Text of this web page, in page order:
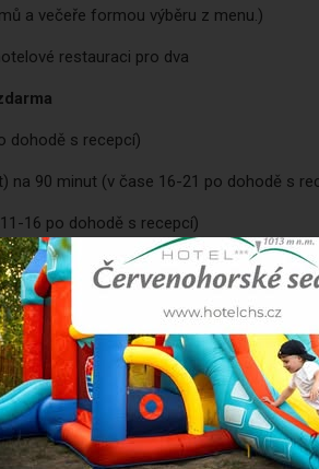
a večeře formou výběru z menu.)
restauraci pro dva
dohodě s recepcí)
na 90 minut (v čase 16-21 po dohodě s
16 po dohodě s recepcí)
pro každého (Je nutná rezervace času
nejmenší, posilovna, ping pong